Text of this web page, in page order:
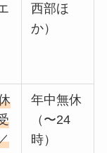
西部ほ
か）
年中無休
（〜24
時）